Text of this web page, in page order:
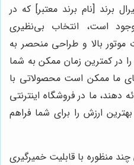
برند [نام برند معتبر] که در
است، انتخاب بی‌نظیری
موتور بالا و طراحی منحصر به
در کمترین زمان ممکن به شما
ما ممکن است محصولاتی با
دهند، ما در فروشگاه اینترنتی
ارزش را برای شما فراهم
منظوره با قابلیت خمیرگیری